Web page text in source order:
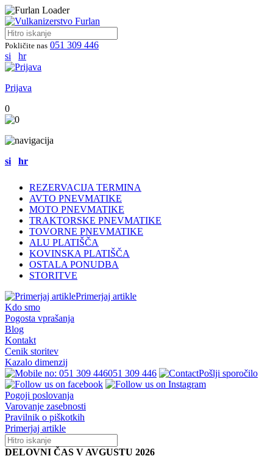
Pokličite nas 051 309 446
si
hr
Prijava
0
si hr
REZERVACIJA TERMINA
AVTO PNEVMATIKE
MOTO PNEVMATIKE
TRAKTORSKE PNEVMATIKE
TOVORNE PNEVMATIKE
ALU PLATIŠČA
KOVINSKA PLATIŠČA
OSTALA PONUDBA
STORITVE
Primerjaj artikle
Kdo smo
Pogosta vprašanja
Blog
Kontakt
Cenik storitev
Kazalo dimenzij
051 309 446
Pošlji sporočilo
Pogoji poslovanja
Varovanje zasebnosti
Pravilnik o piškotkih
Primerjaj artikle
DELOVNI ČAS V AVGUSTU 2026